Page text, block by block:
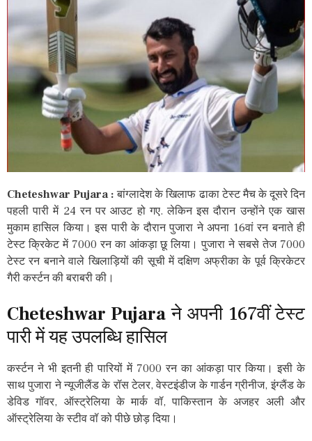
Cheteshwar Pujara :बांग्लादेश के खिलाफ ढाका टेस्ट मैच के दूसरे दिन
पहली पारी में 24 रन पर आउट हो गए. लेकिन इस दौरान उन्होंने एक खास
मुकाम हासिल किया। इस पारी के दौरान पुजारा ने अपना 16वां रन बनाते ही
टेस्ट क्रिकेट में 7000 रन का आंकड़ा छू लिया। पुजारा ने सबसे तेज 7000
टेस्ट रन बनाने वाले खिलाड़ियों की सूची में दक्षिण अफ्रीका के पूर्व क्रिकेटर
गैरी कर्स्टन की बराबरी की।
Cheteshwar Pujara ने अपनी 167वीं टेस्ट
पारी में यह उपलब्धि हासिल
कर्स्टन ने भी इतनी ही पारियों में 7000 रन का आंकड़ा पार किया। इसी के
साथ पुजारा ने न्यूजीलैंड के रॉस टेलर, वेस्टइंडीज के गार्डन ग्रीनीज, इंग्लैंड के
डेविड गॉवर, ऑस्ट्रेलिया के मार्क वॉ, पाकिस्तान के अजहर अली और
ऑस्ट्रेलिया के स्टीव वॉ को पीछे छोड़ दिया।